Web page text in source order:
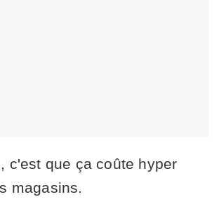
c'est que ça coûte hyper
magasins.